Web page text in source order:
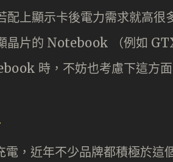
配上顯示卡後電力需求就高
晶片的 Notebook （例如
時，不妨也考慮下這方面
電，近年不少品牌都積極於